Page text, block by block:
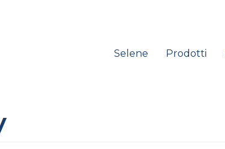
Selene Prodotti